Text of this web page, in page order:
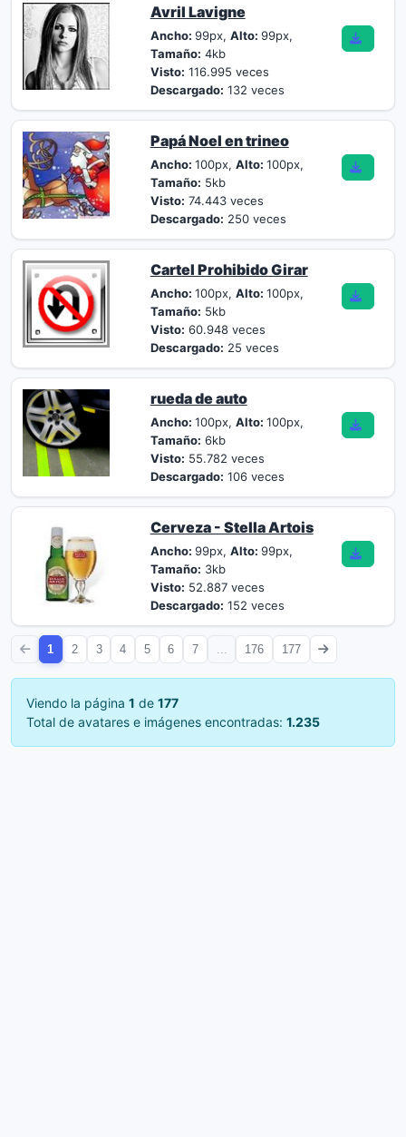
Avril Lavigne
Ancho: 99px, Alto: 99px,
Tamaño: 4kb
Visto: 116.995 veces
Descargado: 132 veces
Papá Noel en trineo
Ancho: 100px, Alto: 100px,
Tamaño: 5kb
Visto: 74.443 veces
Descargado: 250 veces
Cartel Prohibido Girar
Ancho: 100px, Alto: 100px,
Tamaño: 5kb
Visto: 60.948 veces
Descargado: 25 veces
rueda de auto
Ancho: 100px, Alto: 100px,
Tamaño: 6kb
Visto: 55.782 veces
Descargado: 106 veces
Cerveza - Stella Artois
Ancho: 99px, Alto: 99px,
Tamaño: 3kb
Visto: 52.887 veces
Descargado: 152 veces
1 2 3 4 5 6 7 176 177
Viendo la página 1 de 177
Total de avatares e imágenes encontradas: 1.235